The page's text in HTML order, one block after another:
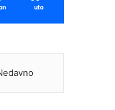
uto